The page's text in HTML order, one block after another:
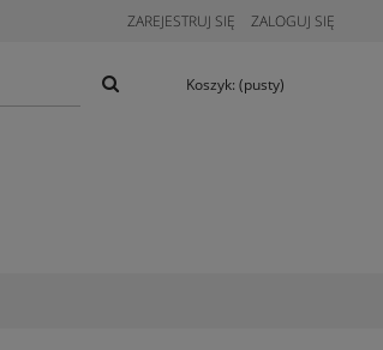
ZAREJESTRUJ SIĘ ZALOGUJ SIĘ
Koszyk: (pusty)